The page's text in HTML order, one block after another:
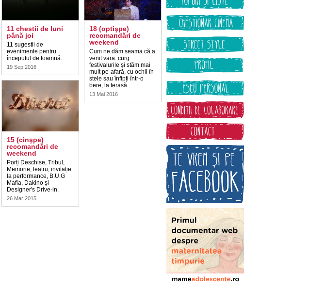
11 chestii de luni
până joi
11 sugestii de
evenimente pentru
începutul de toamnă.
19 Sep 2016
15 (cinşpe)
recomandări de
weekend
Porți Deschise, Tribul,
Memorie, teatru, invitație
la performance, B.U.G
Mafia, Dakino și
Designer's Drive-in.
26 Mar 2015
18 (optişpe)
recomandări de
weekend
Cum ne dăm seama că a
venit vara: curg
festivalurile și stăm mai
mult pe-afară, cu ochii în
stele sau înfipți într-o
bere, la terasă.
13 Mai 2016